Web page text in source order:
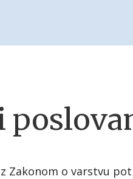
Zakonom o varstvu